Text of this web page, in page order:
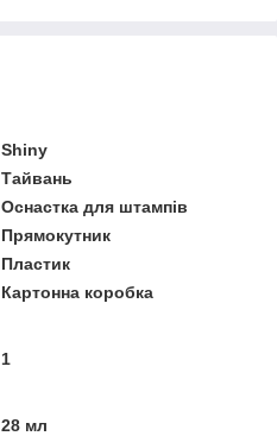
Shiny
Тайвань
Оснастка для штампів
Прямокутник
Пластик
Картонна коробка
1
28 мл